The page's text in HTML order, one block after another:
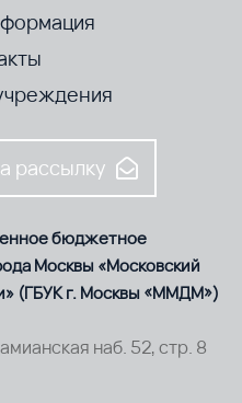
рассылку
бюджетное
Москвы «Московский
(ГБУК г. Москвы «ММДМ»)
наб. 52, стр. 8